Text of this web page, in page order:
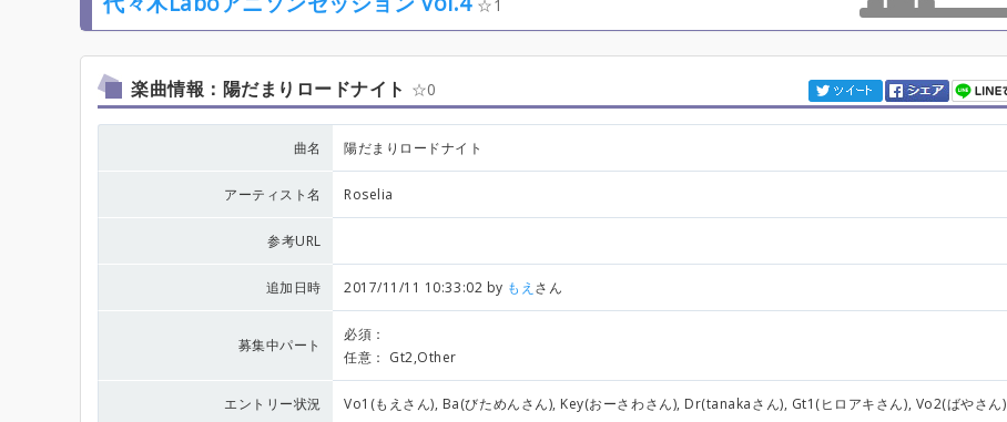
1
楽曲情報：陽だまりロードナイト 0
曲名 陽だまりロードナイト
アーティスト名 Roselia
参考URL
追加日時 2017/11/11 10:33:02 by もえ さん
募集中パート
必須：
任意： Gt2,Other
エントリー状況 Vo1(もえさん), Ba(びためんさん), Key(おーさわさん), Dr(tanakaさん), Gt1(ヒロアキさん), Vo2(ばやさん)